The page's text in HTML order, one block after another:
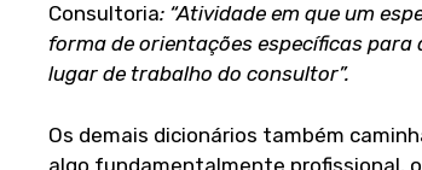
Consultoria: “Atividade em que um
forma de orientações específicas para
lugar de trabalho do consultor”.
Os demais dicionários também
algo fundamentalmente profissional,